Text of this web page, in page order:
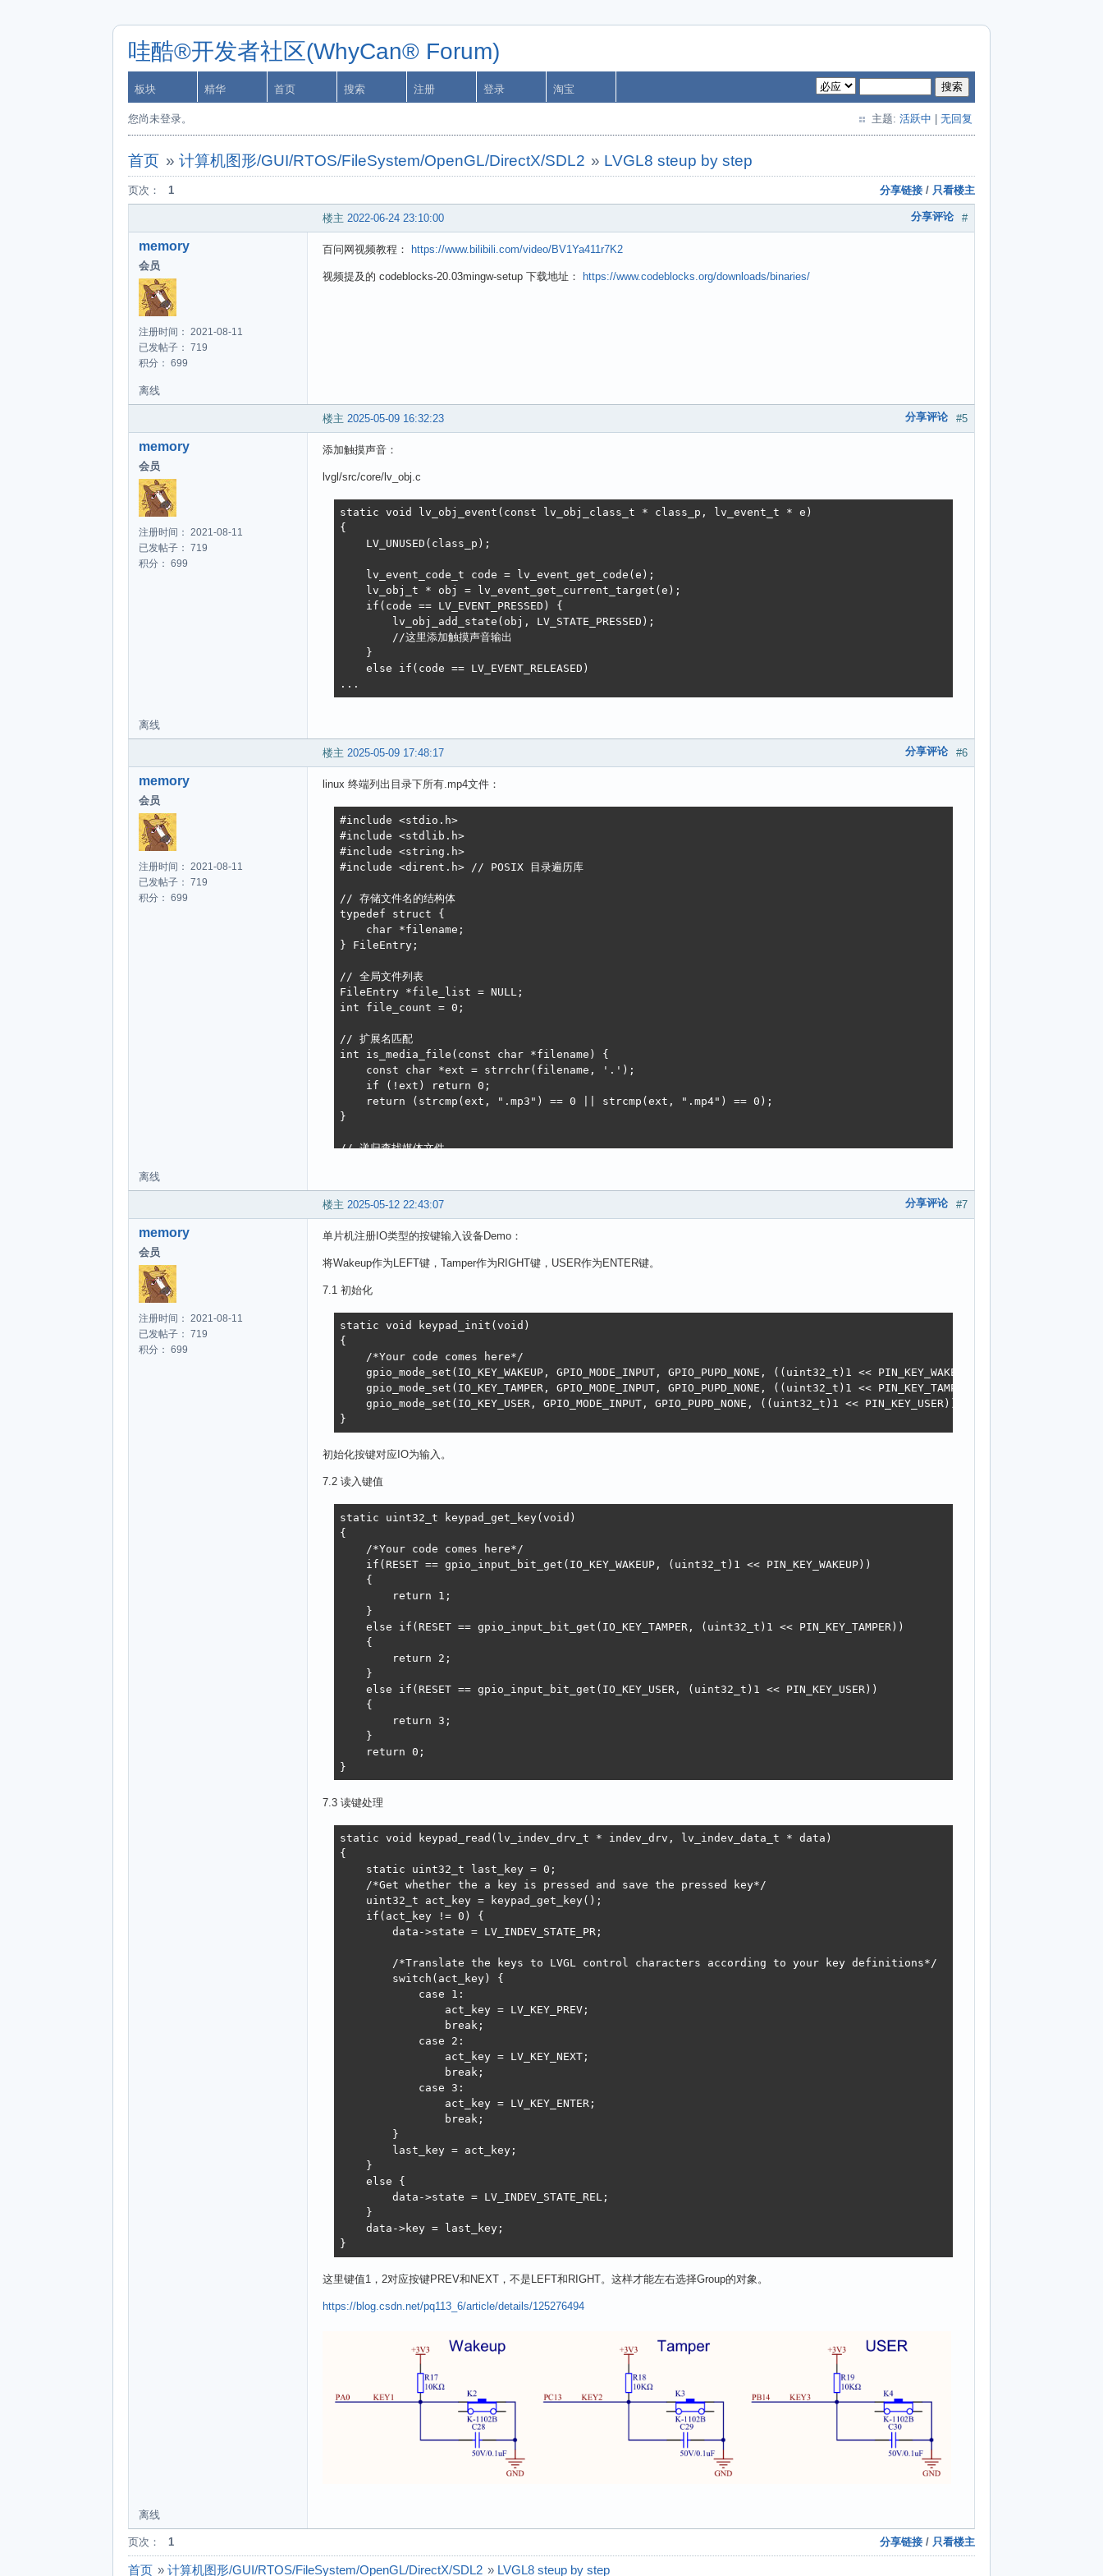
哇酷®开发者社区(WhyCan® Forum)
板块 精华 首页 搜索 注册 登录 淘宝 搜索
您尚未登录。 主题: 活跃中 无回复
首页 » 计算机图形/GUI/RTOS/FileSystem/OpenGL/DirectX/SDL2 » LVGL8 steup by step
页次： 1 分享链接 / 只看楼主
楼主 #
2022-06-24 23:10:00 分享评论
memory
会员
注册时间： 2021-08-11
已发帖子： 719
积分： 699
百问网视频教程： https://www.bilibili.com/video/BV1Ya411r7K2
视频提及的 codeblocks-20.03mingw-setup 下载地址： https://www.codeblocks.org/downloads/binaries/
离线
楼主 #5
2025-05-09 16:32:23 分享评论
memory
会员
注册时间： 2021-08-11
已发帖子： 719
积分： 699
添加触摸声音：
lvgl/src/core/lv_obj.c
static void lv_obj_event(const lv_obj_class_t * class_p, lv_event_t * e)
{
    LV_UNUSED(class_p);
    lv_event_code_t code = lv_event_get_code(e);
    lv_obj_t * obj = lv_event_get_current_target(e);
    if(code == LV_EVENT_PRESSED) {
        lv_obj_add_state(obj, LV_STATE_PRESSED);
        //这里添加触摸声音输出
    }
    else if(code == LV_EVENT_RELEASED)
...
离线
楼主 #6
2025-05-09 17:48:17 分享评论
memory
会员
注册时间： 2021-08-11
已发帖子： 719
积分： 699
linux 终端列出目录下所有.mp4文件：
#include <stdio.h>
#include <stdlib.h>
#include <string.h>
#include <dirent.h> // POSIX 目录遍历库
// 存储文件名的结构体
typedef struct {
    char *filename;
} FileEntry;
// 全局文件列表
FileEntry *file_list = NULL;
int file_count = 0;
// 扩展名匹配
int is_media_file(const char *filename) {
    const char *ext = strrchr(filename, '.');
    if (!ext) return 0;
    return (strcmp(ext, ".mp3") == 0 || strcmp(ext, ".mp4") == 0);
}
// 递归查找媒体文件
    if (!dir) {
        fprintf(stderr, "无法打开目录: %s\n", path);
    }
    struct dirent *entry;
    while ((entry = readdir(dir)) != NULL) {
        if (strcmp(entry->d_name, ".") == 0 || strcmp(entry->d_name, "..") == 0)
            continue;
        // 构造完整路径
        char full_path[256];
        snprintf(full_path, sizeof(full_path), "%s/%s", path, entry->d_name);
            find_media_files(full_path);
        } else if (is_media_file(entry->d_name)) {
            // 分配内存并保存文件名
            file_list = realloc(file_list, (file_count + 1) * sizeof(FileEntry));
            file_list[file_count].filename = strdup(entry->d_name);
            file_count++;
        }
    }
    closedir(dir);
void display_file_list() {
    for (int i = 0; i < file_count; i++) {
		printf("%s\n", file_list[i].filename);
    }
int main() {
    // 查找文件
    find_media_files("/mnt/hgfs/D/1122/"); // 注意使用正斜杠路径
    // 显示文件列表
    // 清理资源
    for (int i = 0; i < file_count; i++) {
        free(file_list[i].filename);
    }
    free(file_list);
离线
楼主 #7
2025-05-12 22:43:07 分享评论
memory
会员
注册时间： 2021-08-11
已发帖子： 719
积分： 699
单片机注册IO类型的按键输入设备Demo：
将Wakeup作为LEFT键，Tamper作为RIGHT键，USER作为ENTER键。
7.1 初始化
static void keypad_init(void)
{
    /*Your code comes here*/
    gpio_mode_set(IO_KEY_WAKEUP, GPIO_MODE_INPUT, GPIO_PUPD_NONE, ((uint32_t)1 << PIN_KEY_WAKEUP));
    gpio_mode_set(IO_KEY_TAMPER, GPIO_MODE_INPUT, GPIO_PUPD_NONE, ((uint32_t)1 << PIN_KEY_TAMPER));
    gpio_mode_set(IO_KEY_USER, GPIO_MODE_INPUT, GPIO_PUPD_NONE, ((uint32_t)1 << PIN_KEY_USER));
}
初始化按键对应IO为输入。
7.2 读入键值
static uint32_t keypad_get_key(void)
{
    /*Your code comes here*/
    if(RESET == gpio_input_bit_get(IO_KEY_WAKEUP, (uint32_t)1 << PIN_KEY_WAKEUP))
    {
        return 1;
    }
    else if(RESET == gpio_input_bit_get(IO_KEY_TAMPER, (uint32_t)1 << PIN_KEY_TAMPER))
    {
        return 2;
    }
    else if(RESET == gpio_input_bit_get(IO_KEY_USER, (uint32_t)1 << PIN_KEY_USER))
    {
        return 3;
    }
    return 0;
}
7.3 读键处理
static void keypad_read(lv_indev_drv_t * indev_drv, lv_indev_data_t * data)
{
    static uint32_t last_key = 0;
    /*Get whether the a key is pressed and save the pressed key*/
    uint32_t act_key = keypad_get_key();
    if(act_key != 0) {
        data->state = LV_INDEV_STATE_PR;
        /*Translate the keys to LVGL control characters according to your key definitions*/
        switch(act_key) {
            case 1:
                act_key = LV_KEY_PREV;
                break;
            case 2:
                act_key = LV_KEY_NEXT;
                break;
            case 3:
                act_key = LV_KEY_ENTER;
                break;
        }
        last_key = act_key;
    }
    else {
        data->state = LV_INDEV_STATE_REL;
    }
    data->key = last_key;
}
这里键值1，2对应按键PREV和NEXT，不是LEFT和RIGHT。这样才能左右选择Group的对象。
https://blog.csdn.net/pq113_6/article/details/125276494
离线
页次： 1 分享链接 / 只看楼主
首页 » 计算机图形/GUI/RTOS/FileSystem/OpenGL/DirectX/SDL2 » LVGL8 steup by step